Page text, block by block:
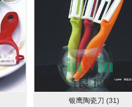
银鹰陶瓷刀 (31)